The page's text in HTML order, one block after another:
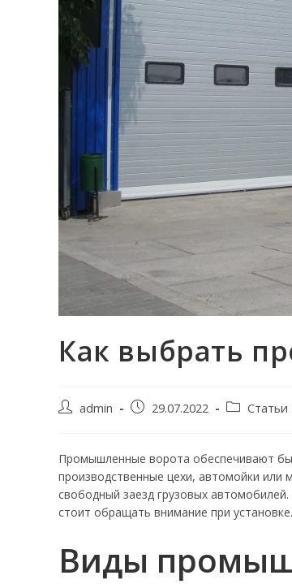
Как выбрать
Авторadmin
Запись29.07.2022
Рубрика
Статьи
Промышленные ворота обеспечивают
производственные цехи, автомойки или
свободный заезд грузовых
стоит обращать внимание при установке.
Виды